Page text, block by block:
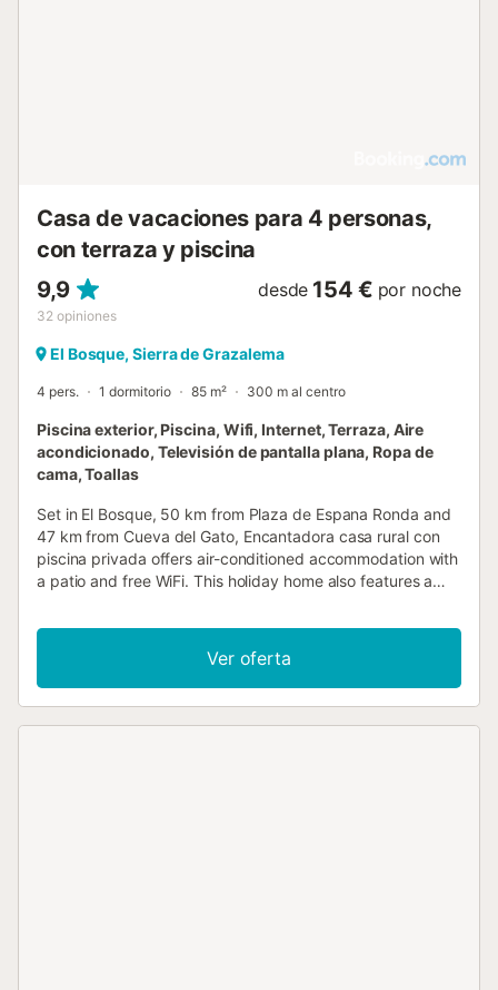
Casa de vacaciones para 4 personas,
con terraza y piscina
9,9
32 opiniones
desde 154 € por noche
El Bosque, Sierra de Grazalema
4 pers. 1 dormitorio 85 m² 300 m al centro
Piscina exterior, Piscina, Wifi, Internet, Terraza, Aire
acondicionado, Televisión de pantalla plana, Ropa de
cama, Toallas
Set in El Bosque, 50 km from Plaza de Espana Ronda and
47 km from Cueva del Gato, Encantadora casa rural con
piscina privada offers air-conditioned accommodation with
a patio and free WiFi. This holiday home also features a
Ver oferta